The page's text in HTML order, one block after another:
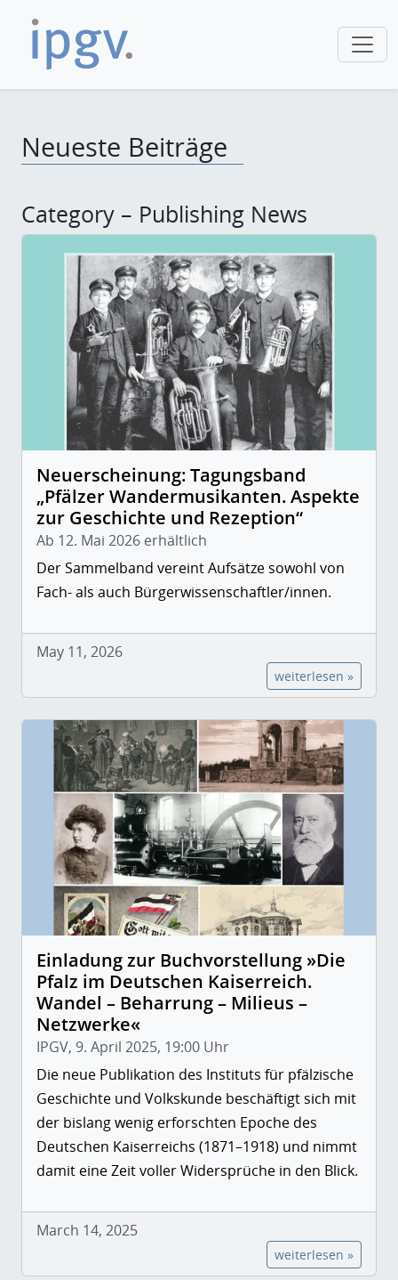
Neueste Beiträge
Category – Publishing News
Neuerscheinung: Tagungsband
„Pfälzer Wandermusikanten. Aspekte
zur Geschichte und Rezeption“
Ab 12. Mai 2026 erhältlich
Der Sammelband vereint Aufsätze sowohl von
Fach- als auch Bürgerwissenschaftler/innen.
May 11, 2026
weiterlesen »
Einladung zur Buchvorstellung »Die
Pfalz im Deutschen Kaiserreich.
Wandel – Beharrung – Milieus –
Netzwerke«
IPGV, 9. April 2025, 19:00 Uhr
Die neue Publikation des Instituts für pfälzische
Geschichte und Volkskunde beschäftigt sich mit
der bislang wenig erforschten Epoche des
Deutschen Kaiserreichs (1871–1918) und nimmt
damit eine Zeit voller Widersprüche in den Blick.
March 14, 2025
weiterlesen »